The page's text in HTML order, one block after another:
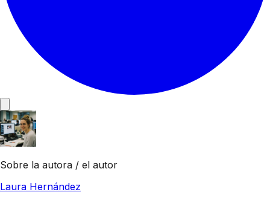
Sobre la autora / el autor
Laura Hernández